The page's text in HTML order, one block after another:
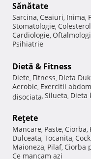
Sănătate
Sarcina, Ceaiuri, Inima,
Stomatologie, Colesterol
Cardiologie,
Psihiatrie
Dietă & Fitness
Diete, Fitness, Dieta
Aerobic, Exercitii
disociata, Silueta, Dieta
Reţete
Mancare, Paste, Ciorba,
Dulceata, Tocanita,
Maioneza, Pilaf, Ciorba
Ce mancam azi